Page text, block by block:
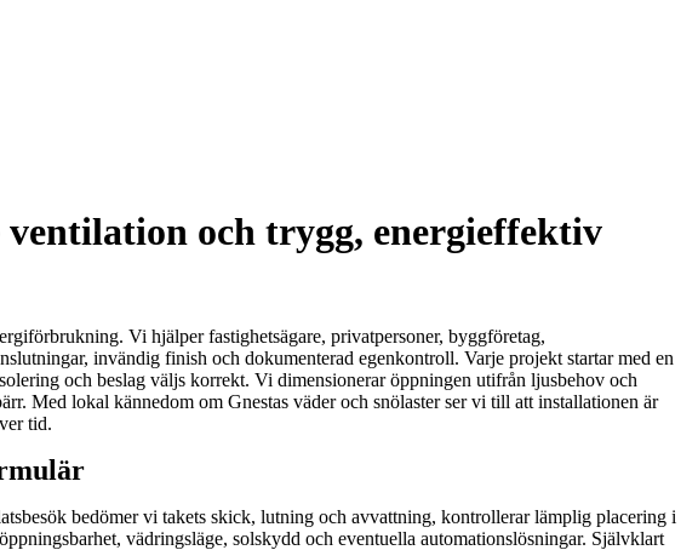
och trygg, energieffektiv
Vi hjälper fastighetsägare, privatpersoner, byggföretag,
invändig finish och dokumenterad egenkontroll. Varje projekt startar med en
och beslag väljs korrekt. Vi dimensionerar öppningen utifrån ljusbehov och
Med lokal kännedom om Gnestas väder och snölaster ser vi till att installationen är
tid.
bedömer vi takets skick, lutning och avvattning, kontrollerar lämplig placering i
vädringsläge, solskydd och eventuella automationslösningar. Självklart